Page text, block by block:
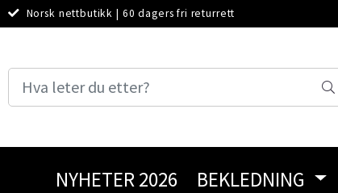
Norsk nettbutikk | 60 dagers fri returrett
NYHETER 2026 BEKLEDNING